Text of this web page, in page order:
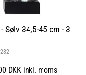
Sølv 34,5-45 cm - 3
DKK inkl. moms